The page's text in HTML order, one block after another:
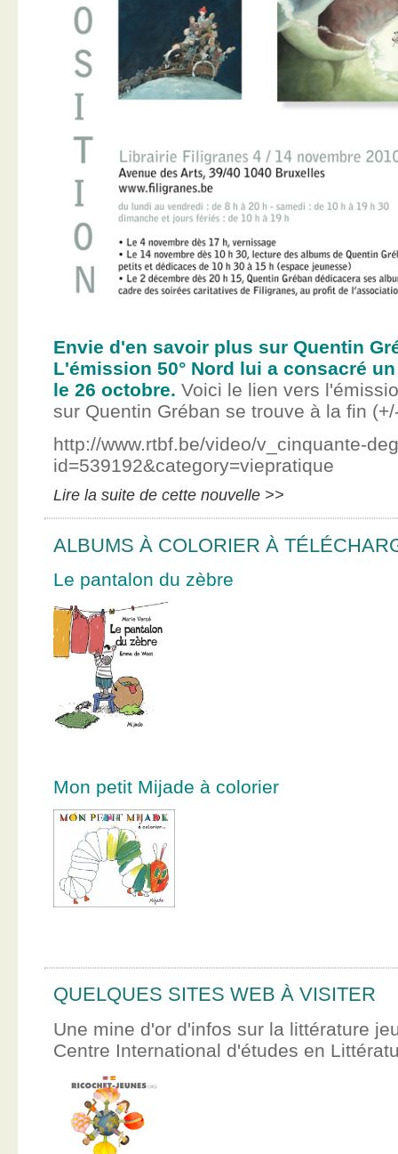
Envie d'en savoir plus sur Quentin
L'émission 50° Nord lui a consacré
le 26 octobre. Voici le lien vers
sur Quentin Gréban se trouve à la fin
http://www.rtbf.be/video/v_cinquante-
id=539192&category=viepratique
Lire la suite de cette nouvelle >>
ALBUMS À COLORIER À
Le pantalon du zèbre
Mon petit Mijade à colorier
QUELQUES SITES WEB À VISITER
Une mine d'or d'infos sur la littérature
Centre International d'études en